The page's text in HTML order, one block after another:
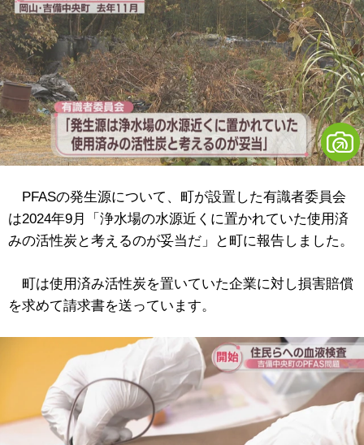
PFASの発生源について、町が設置した有識者委員会
は2024年9月「浄水場の水源近くに置かれていた使用済
みの活性炭と考えるのが妥当だ」と町に報告しました。
町は使用済み活性炭を置いていた企業に対し損害賠償
を求めて請求書を送っています。